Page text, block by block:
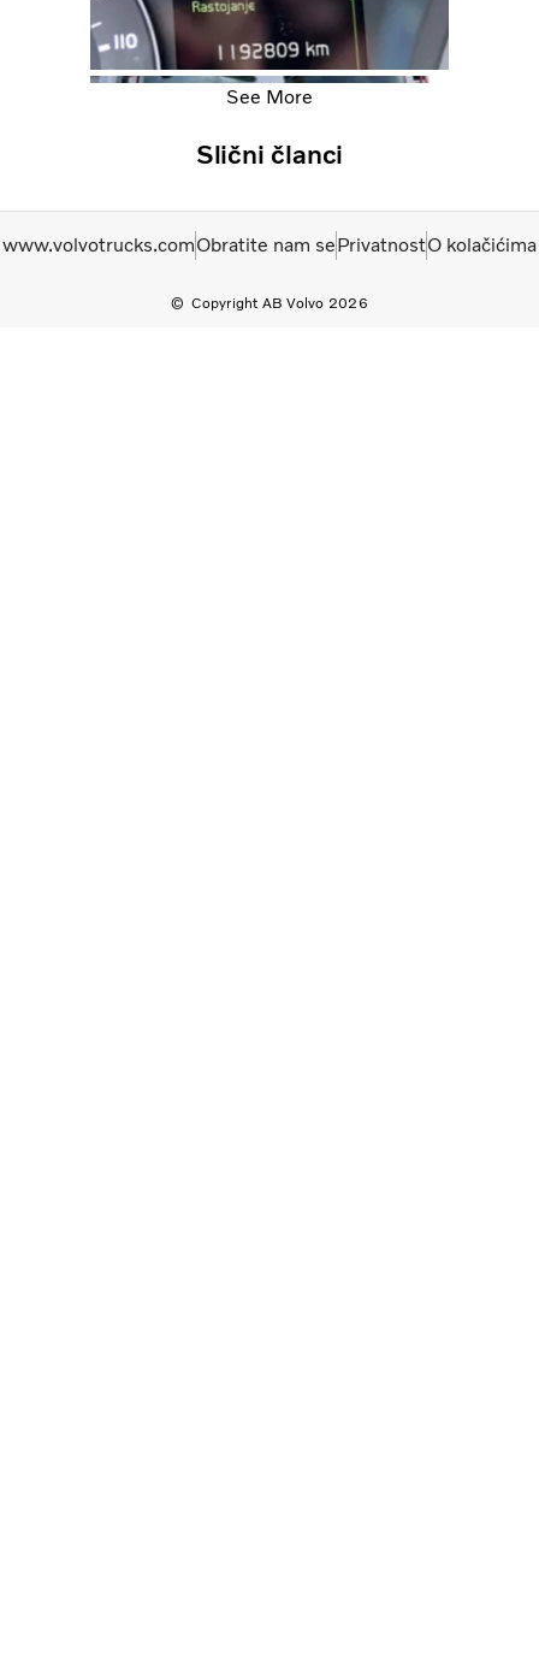
See More
Slični članci
Copyright AB Volvo 2026
www.volvotrucks.comObratite nam sePrivatnostO kolačićima